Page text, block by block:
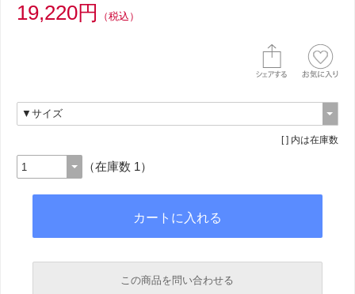
19,220円 （税込）
[ ] 内は在庫数
（在庫数 1）
この商品を問い合わせる